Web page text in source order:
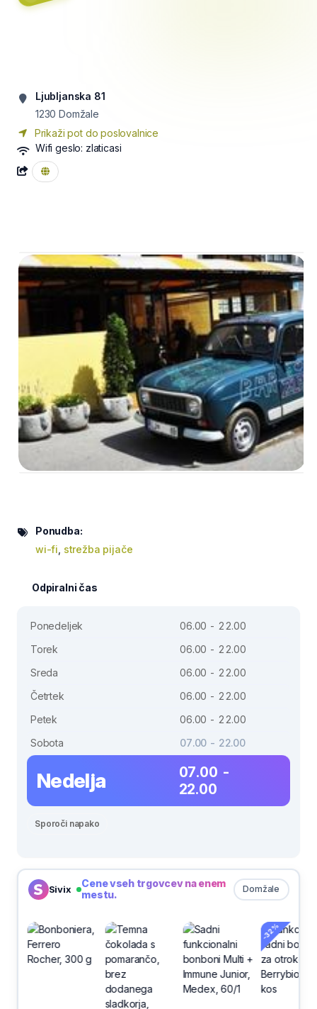
Ljubljanska 81
1230 Domžale
Prikaži pot do poslovalnice
Wifi geslo: zlaticasi
Ponudba:
wi-fi strežba pijače
Odpiralni čas
Ponedeljek
06.00 - 22.00
Torek
06.00 - 22.00
Sreda
06.00 - 22.00
Četrtek
06.00 - 22.00
Petek
06.00 - 22.00
Sobota
07.00 - 22.00
Nedelja
07.00 -
22.00
Sporoči napako
Sivix Domžale
Cene vseh trgovcev na enem
mestu.
-32%